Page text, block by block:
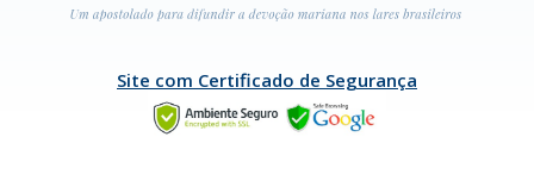
Site com Certificado de Segurança